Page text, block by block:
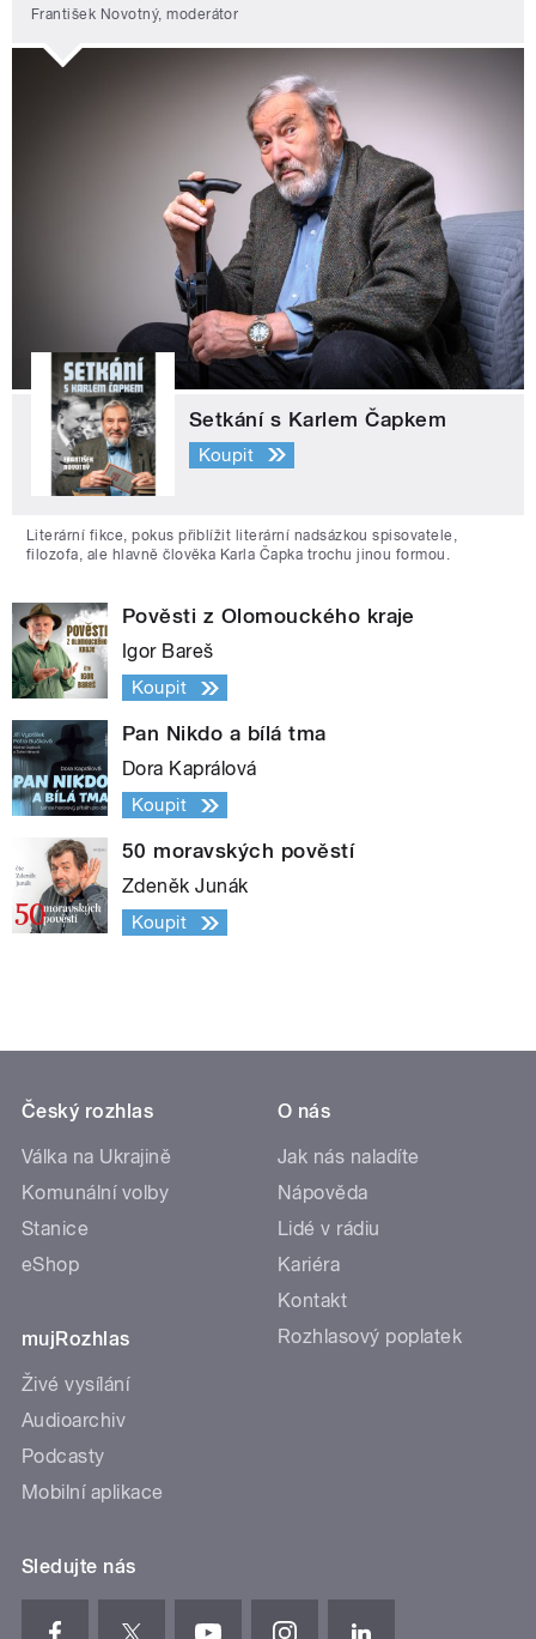
František Novotný, moderátor
Setkání s Karlem Čapkem
Koupit
Literární fikce, pokus přiblížit literární nadsázkou spisovatele,
filozofa, ale hlavně člověka Karla Čapka trochu jinou formou.
Pověsti z Olomouckého kraje
Igor Bareš
Koupit
Pan Nikdo a bílá tma
Dora Kaprálová
Koupit
50 moravských pověstí
Zdeněk Junák
Koupit
Český rozhlas
Válka na Ukrajině
Komunální volby
Stanice
eShop
mujRozhlas
Živé vysílání
Audioarchiv
Podcasty
Mobilní aplikace
O nás
Jak nás naladíte
Nápověda
Lidé v rádiu
Kariéra
Kontakt
Rozhlasový poplatek
Sledujte nás